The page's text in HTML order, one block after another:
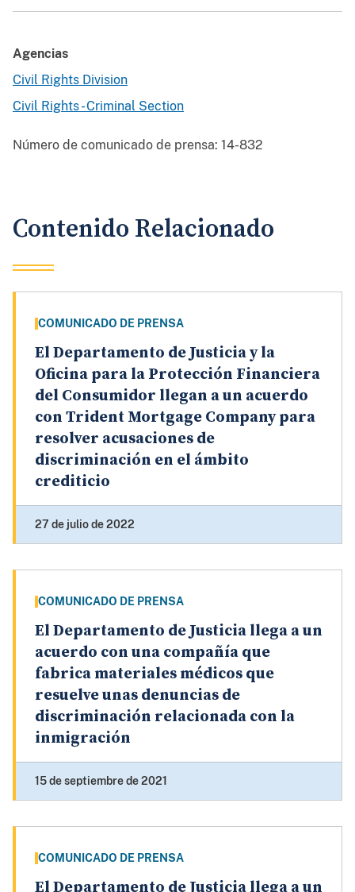
Agencias
Civil Rights Division
Civil Rights - Criminal Section
Número de comunicado de prensa: 14-832
Contenido Relacionado
COMUNICADO DE PRENSA
El Departamento de Justicia y la
Oficina para la Protección Financiera
del Consumidor llegan a un acuerdo
con Trident Mortgage Company para
resolver acusaciones de
discriminación en el ámbito
crediticio
27 de julio de 2022
COMUNICADO DE PRENSA
El Departamento de Justicia llega a un
acuerdo con una compañía que
fabrica materiales médicos que
resuelve unas denuncias de
discriminación relacionada con la
inmigración
15 de septiembre de 2021
COMUNICADO DE PRENSA
El Departamento de Justicia llega a un